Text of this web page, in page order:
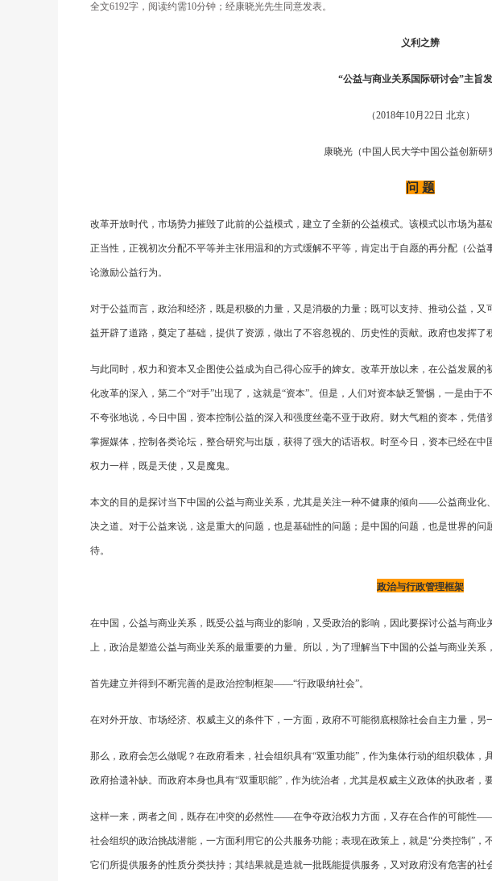
全文6192字，阅读约需10分钟；经康晓光先生同意发表。
义利之辨
“公益与商业关系国际研讨会”主旨
（2018年10月22日 北京）
康晓光（中国人民大学中国公益创新研
问 题
改革开放时代，市场势力摧毁了此前的公益模式，建立了全新的公益模式。该模式以市场为基
正当性，正视初次分配不平等并主张用温和的方式缓解不平等，肯定出于自愿的再分配（公
论激励公益行为。
对于公益而言，政治和经济，既是积极的力量，又是消极的力量；既可以支持、推动公益，
益开辟了道路，奠定了基础，提供了资源，做出了不容忽视的、历史性的贡献。政府也发挥了
与此同时，权力和资本又企图使公益成为自己得心应手的婢女。改革开放以来，在公益发展的
化改革的深入，第二个“对手”出现了，这就是“资本”。但是，人们对资本缺乏警惕，一是由于
不夸张地说，今日中国，资本控制公益的深入和强度丝毫不亚于政府。财大气粗的资本，凭借
掌握媒体，控制各类论坛，整合研究与出版，获得了强大的话语权。时至今日，资本已经在
权力一样，既是天使，又是魔鬼。
本文的目的是探讨当下中国的公益与商业关系，尤其是关注一种不健康的倾向——公益商业化
决之道。对于公益来说，这是重大的问题，也是基础性的问题；是中国的问题，也是世界的
待。
政治与行政管理框架
在中国，公益与商业关系，既受公益与商业的影响，又受政治的影响，因此要探讨公益与商
上，政治是塑造公益与商业关系的最重要的力量。所以，为了理解当下中国的公益与商业关系
首先建立并得到不断完善的是政治控制框架——“行政吸纳社会”。
在对外开放、市场经济、权威主义的条件下，一方面，政府不可能彻底根除社会自主力量，另
那么，政府会怎么做呢？在政府看来，社会组织具有“双重功能”，作为集体行动的组织载体
政府拾遗补缺。而政府本身也具有“双重职能”，作为统治者，尤其是权威主义政体的执政者，
这样一来，两者之间，既存在冲突的必然性——在争夺政治权力方面，又存在合作的可能性
社会组织的政治挑战潜能，一方面利用它的公共服务功能；表现在政策上，就是“分类控制”
它们所提供服务的性质分类扶持；其结果就是造就一批既能提供服务，又对政府没有危害的